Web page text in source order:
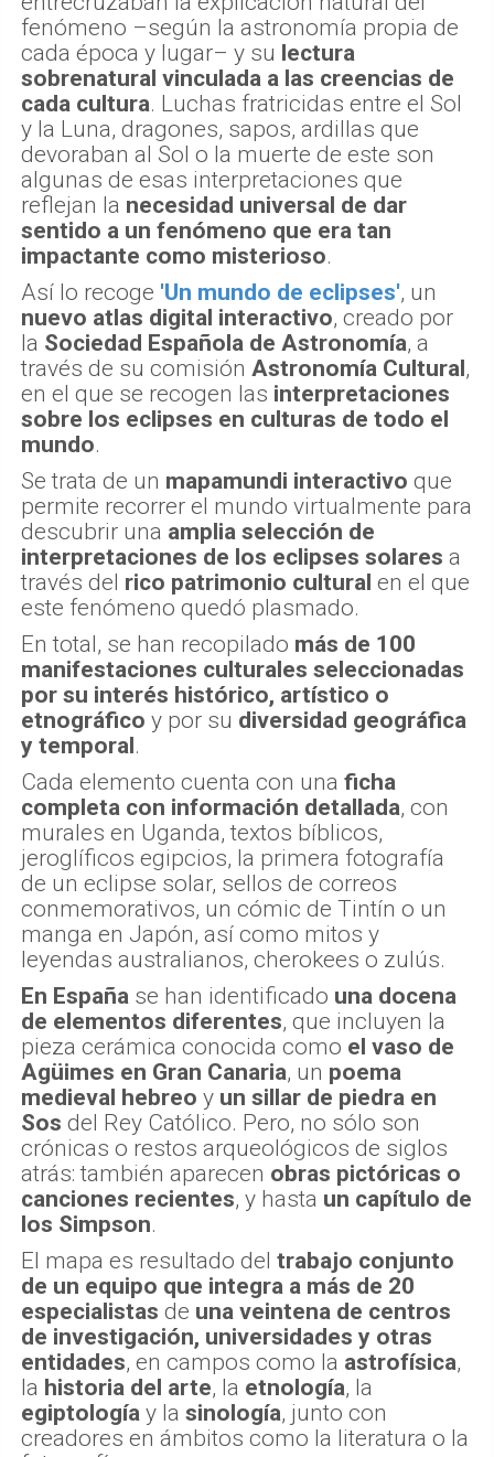
fenómeno –según la astronomía propia de
cada época y lugar– y su lectura
sobrenatural vinculada a las creencias de
cada cultura. Luchas fratricidas entre el Sol
y la Luna, dragones, sapos, ardillas que
devoraban al Sol o la muerte de este son
algunas de esas interpretaciones que
reflejan la necesidad universal de dar
sentido a un fenómeno que era tan
impactante como misterioso.
Así lo recoge 'Un mundo de eclipses', un
nuevo atlas digital interactivo, creado por
la Sociedad Española de Astronomía, a
través de su comisión Astronomía Cultural,
en el que se recogen las interpretaciones
sobre los eclipses en culturas de todo el
mundo.
Se trata de un mapamundi interactivo que
permite recorrer el mundo virtualmente para
descubrir una amplia selección de
interpretaciones de los eclipses solares a
través del rico patrimonio cultural en el que
este fenómeno quedó plasmado.
En total, se han recopilado más de 100
manifestaciones culturales seleccionadas
por su interés histórico, artístico o
etnográfico y por su diversidad geográfica
y temporal.
Cada elemento cuenta con una ficha
completa con información detallada, con
murales en Uganda, textos bíblicos,
jeroglíficos egipcios, la primera fotografía
de un eclipse solar, sellos de correos
conmemorativos, un cómic de Tintín o un
manga en Japón, así como mitos y
leyendas australianos, cherokees o zulús.
En España se han identificado una docena
de elementos diferentes, que incluyen la
pieza cerámica conocida como el vaso de
Agüimes en Gran Canaria, un poema
medieval hebreo y un sillar de piedra en
Sos del Rey Católico. Pero, no sólo son
crónicas o restos arqueológicos de siglos
atrás: también aparecen obras pictóricas o
canciones recientes, y hasta un capítulo de
los Simpson.
El mapa es resultado del trabajo conjunto
de un equipo que integra a más de 20
especialistas de una veintena de centros
de investigación, universidades y otras
entidades, en campos como la astrofísica,
la historia del arte, la etnología, la
egiptología y la sinología, junto con
creadores en ámbitos como la literatura o la